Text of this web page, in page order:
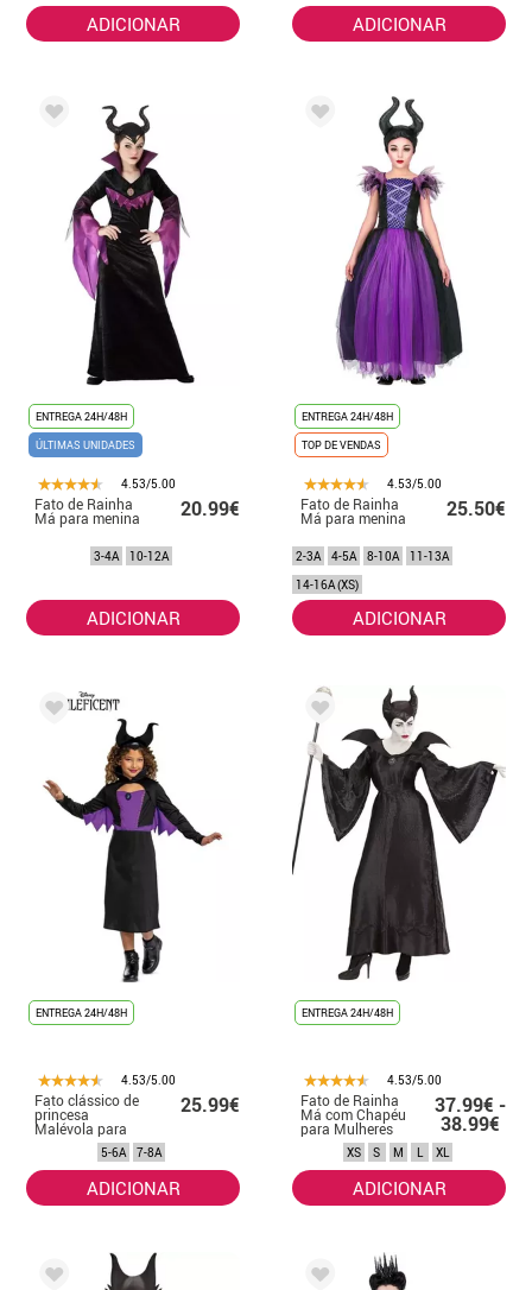
ADICIONAR ADICIONAR
ENTREGA 24H/48H
ÚLTIMAS UNIDADES
4.53/5.00
Fato de Rainha
Má para menina 20.99€
3-4A 10-12A
ADICIONAR
ENTREGA 24H/48H
TOP DE VENDAS
4.53/5.00
Fato de Rainha
Má para menina 25.50€
2-3A 4-5A 8-10A
11-13A
14-16A (XS)
ADICIONAR
ENTREGA 24H/48H
4.53/5.00
Fato clássico de
princesa
Malévola para
25.99€
5-6A 7-8A
ADICIONAR
ENTREGA 24H/48H
4.53/5.00
Fato de Rainha
Má com Chapéu
para Mulheres
37.99€ -
38.99€
XS S M L XL
ADICIONAR